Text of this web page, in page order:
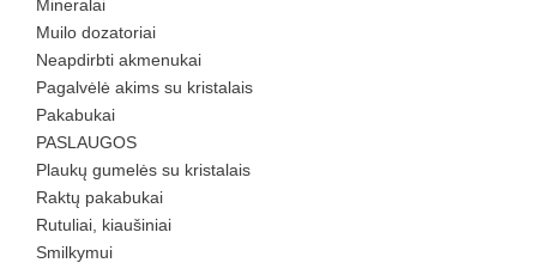
Mineralai
Muilo dozatoriai
Neapdirbti akmenukai
Pagalvėlė akims su kristalais
Pakabukai
PASLAUGOS
Plaukų gumelės su kristalais
Raktų pakabukai
Rutuliai, kiaušiniai
Smilkymui